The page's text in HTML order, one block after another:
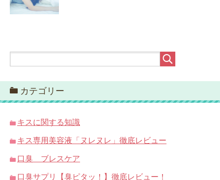
カテゴリー
キスに関する知識
キス専用美容液「ヌレヌレ」徹底レビュー
口臭 ブレスケア
口臭サプリ【臭ピタッ！】徹底レビュー！